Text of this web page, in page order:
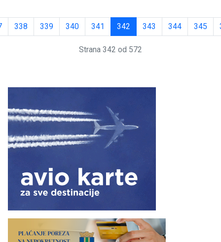
338 339 340 341 342 343 344 345
Strana 342 od 572